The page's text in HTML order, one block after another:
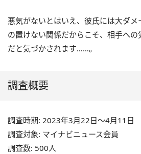
悪気がないとはいえ、彼氏には大ダ
の置けない関係だからこそ、相手へ
だと気づかされます……。
調査概要
調査時期: 2023年3月22日～4月11日
調査対象: マイナビニュース会員
調査数: 500人